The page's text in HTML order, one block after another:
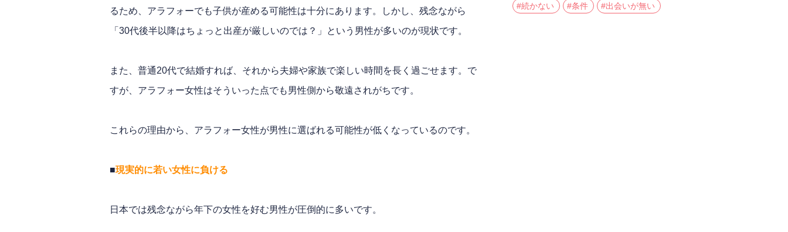
るため、アラフォーでも子供が産める可能性は十分にあります。しかし、残念ながら
「30代後半以降はちょっと出産が厳しいのでは？」という男性が多いのが現状です。
また、普通20代で結婚すれば、それから夫婦や家族で楽しい時間を長く過ごせます。で
すが、アラフォー女性はそういった点でも男性側から敬遠されがちです。
これらの理由から、アラフォー女性が男性に選ばれる可能性が低くなっているのです。
■現実的に若い女性に負ける
日本では残念ながら年下の女性を好む男性が圧倒的に多いです。
#続かない #条件 #出会いが無い